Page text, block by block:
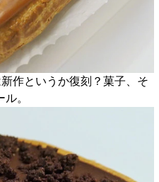
作というか復刻？菓子、そ
。